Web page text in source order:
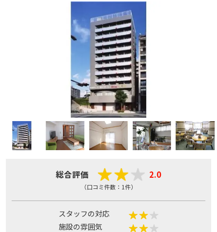
総合評価 2.0
（口コミ件数：1件）
スタッフの対応
施設の雰囲気